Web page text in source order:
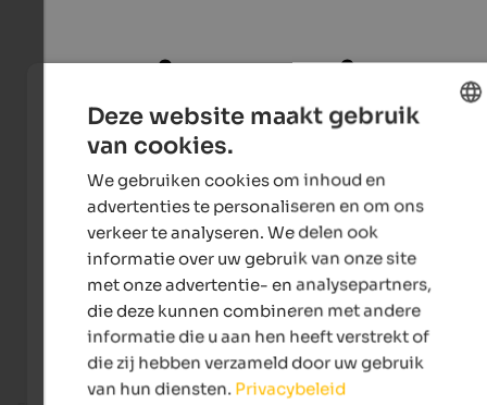
Deze website maakt gebruik
van cookies.
We gebruiken cookies om inhoud en
advertenties te personaliseren en om ons
verkeer te analyseren. We delen ook
informatie over uw gebruik van onze site
met onze advertentie- en analysepartners,
die deze kunnen combineren met andere
informatie die u aan hen heeft verstrekt of
die zij hebben verzameld door uw gebruik
van hun diensten. Privacybeleid